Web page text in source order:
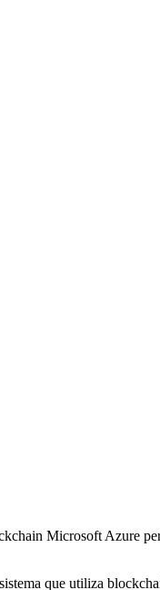
Microsoft Azure
que utiliza